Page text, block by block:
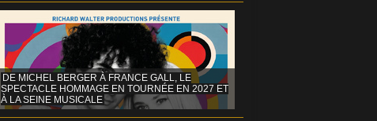
DE MICHEL BERGER À FRANCE GALL, LE
SPECTACLE HOMMAGE EN TOURNÉE EN 2027 ET
À LA SEINE MUSICALE